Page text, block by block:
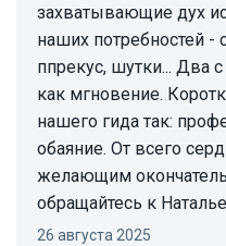
захватывающие дух
наших потребностей -
ппрекус, шутки... Два
как мгновение.
нашего гида так:
обаяние. От всего
желающим
обращайтесь к
26 августа 2025